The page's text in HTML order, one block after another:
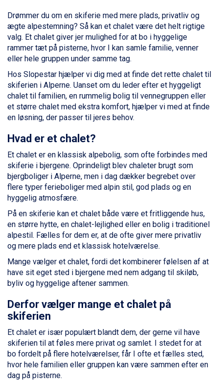
Saalbach fra DKK 5.945
Sölden fra DKK 8.445
Champoluc fra DKK 3.795
Sestriere fra DKK 4.395
Wagrain fra DKK 4.645
Ischgl fra DKK 7.095
Fieberbrunn fra DKK 6.145
St. Anton fra DKK 7.245
Zell am See fra DKK 4.095
Livigno fra DKK 4.145
Canazei fra DKK 4.745
Sauze dOulx fra DKK 4.045
Alleghe fra DKK 5.595
Bad Gastein fra DKK 4.195
Arabba fra DKK 7.045
La Thuile fra DKK 4.595
Val Thorens fra DKK 5.395
Cervinia fra DKK 5.295
Bad Hofgastein fra DKK 5.495
Passo Tonale fra DKK 3.795
Saalbach fra DKK 5.945
Sölden fra DKK 8.445
Champoluc fra DKK 3.795
Sestriere fra DKK 4.395
Wagrain fra DKK 4.645
Fieberbrunn fra DKK 6.145
St. Anton fra DKK 7.245
Livigno fra DKK 4.145
Canazei fra DKK 4.745
Ponte di Legno fra DKK 4.745
Sauze dOulx fra DKK 4.045
Alleghe fra DKK 5.595
Drømmer du om en skiferie med mere plads, privatliv og
ægte alpestemning? Så kan et chalet være det helt rigtige
valg. Et chalet giver jer mulighed for at bo i hyggelige
rammer tæt på pisterne, hvor I kan samle familie, venner
eller hele gruppen under samme tag.
Hos Slopestar hjælper vi dig med at finde det rette chalet til
skiferien i Alperne. Uanset om du leder efter et hyggeligt
chalet til familien, en rummelig bolig til vennegruppen eller
et større chalet med ekstra komfort, hjælper vi med at finde
en løsning, der passer til jeres behov.
Hvad er et chalet?
Et chalet er en klassisk alpebolig, som ofte forbindes med
skiferie i bjergene. Oprindeligt blev chaleter brugt som
bjergboliger i Alperne, men i dag dækker begrebet over
flere typer ferieboliger med alpin stil, god plads og en
hyggelig atmosfære.
På en skiferie kan et chalet både være et fritliggende hus,
en større hytte, en chalet-lejlighed eller en bolig i traditionel
alpestil. Fælles for dem er, at de ofte giver mere privatliv
og mere plads end et klassisk hotelværelse.
Mange vælger et chalet, fordi det kombinerer følelsen af at
have sit eget sted i bjergene med nem adgang til skiløb,
byliv og hyggelige aftener sammen.
Derfor vælger mange et chalet på
skiferien
Et chalet er især populært blandt dem, der gerne vil have
skiferien til at føles mere privat og samlet. I stedet for at
bo fordelt på flere hotelværelser, får I ofte et fælles sted,
hvor hele familien eller gruppen kan være sammen efter en
dag på pisterne.